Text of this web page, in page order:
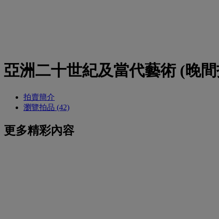
亞洲二十世紀及當代藝術 (晚
拍賣簡介
瀏覽拍品 (42)
更多精彩內容